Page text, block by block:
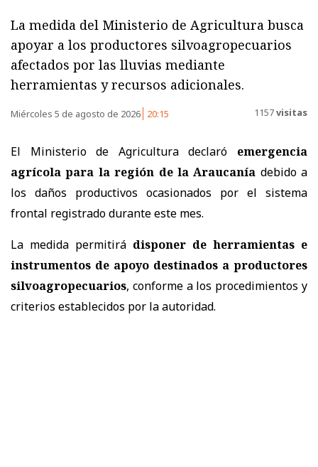
La medida del Ministerio de Agricultura busca
apoyar a los productores silvoagropecuarios
afectados por las lluvias mediante
herramientas y recursos adicionales.
Miércoles 5 de agosto de 2026 20:15 1157visitas
El Ministerio de Agricultura declaró emergencia
agrícola para la región de la Araucanía debido a
los daños productivos ocasionados por el sistema
frontal registrado durante este mes.
La medida permitirá disponer de herramientas e
instrumentos de apoyo destinados a productores
silvoagropecuarios, conforme a los procedimientos y
criterios establecidos por la autoridad.